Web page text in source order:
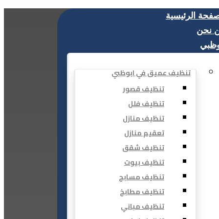
الرئيسية
نحن
تنظيف عميق في ابوظبي
تنظيف قصور
تنظيف فلل
تنظيف منازل
تعقيم منازل
تنظيف شقق
تنظيف بيوت
تنظيف مسابح
تنظيف مطابخ
تنظيف مباني